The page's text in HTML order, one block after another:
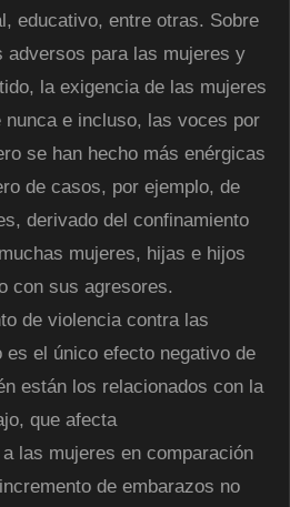
educativo, entre otras. Sobre
adversos para las mujeres y
la exigencia de las mujeres
e incluso, las voces por
se han hecho más enérgicas
de casos, por ejemplo, de
derivado del confinamiento
mujeres, hijas e hijos
con sus agresores.
de violencia contra las
el único efecto negativo de
están los relacionados con la
que afecta
las mujeres en comparación
de embarazos no